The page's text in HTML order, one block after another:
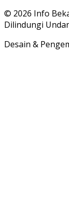
© 2026 Info
Dilindungi
Desain &